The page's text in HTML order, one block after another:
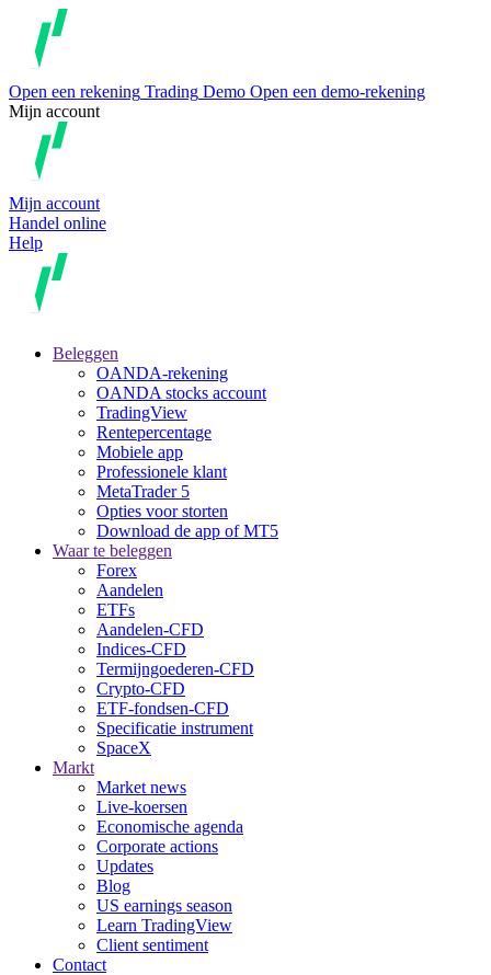
Open een rekening Trading Demo Open een demo-rekening
Mijn account
Mijn account
Handel online
Help
Beleggen
OANDA-rekening
OANDA stocks account
TradingView
Rentepercentage
Mobiele app
Professionele klant
MetaTrader 5
Opties voor storten
Download de app of MT5
Waar te beleggen
Forex
Aandelen
ETFs
Aandelen-CFD
Indices-CFD
Termijngoederen-CFD
Crypto-CFD
ETF-fondsen-CFD
Specificatie instrument
SpaceX
Markt
Market news
Live-koersen
Economische agenda
Corporate actions
Updates
Blog
US earnings season
Learn TradingView
Client sentiment
Contact